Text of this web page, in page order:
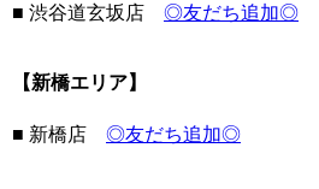
■ 渋谷道玄坂店 ◎友だち追加◎
【新橋エリア】
■ 新橋店 ◎友だち追加◎